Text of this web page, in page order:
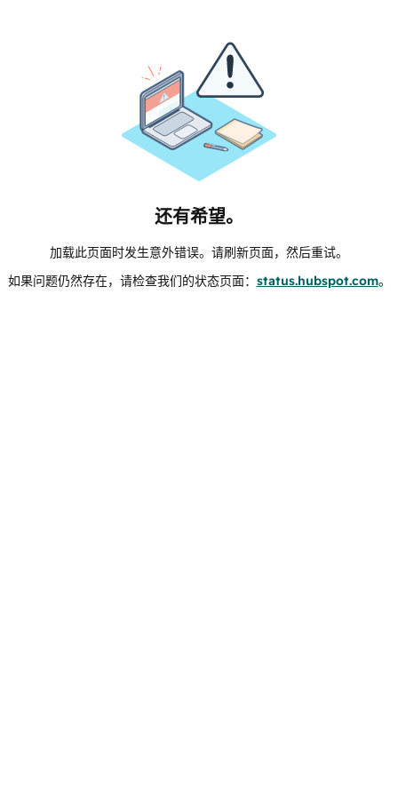
还有希望。
加载此页面时发生意外错误。请刷新页面，然后重试。
如果问题仍然存在，请检查我们的状态页面： status.hubspot.com。